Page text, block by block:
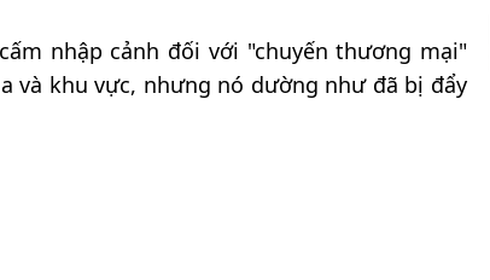
nhập cảnh đối với "chuyến thương mại"
và khu vực, nhưng nó dường như đã bị đẩy